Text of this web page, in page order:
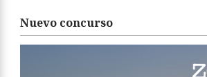
Nuevo concurso